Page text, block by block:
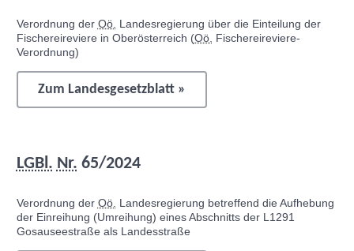
Verordnung der Oö. Landesregierung über die Einteilung der
Fischereireviere in Oberösterreich (Oö. Fischereireviere-
Verordnung)
Zum Landesgesetzblatt »
LGBl. Nr. 65/2024
Verordnung der Oö. Landesregierung betreffend die Aufhebung
der Einreihung (Umreihung) eines Abschnitts der L1291
Gosauseestraße als Landesstraße